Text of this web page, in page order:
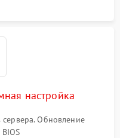
настройка
Обновление